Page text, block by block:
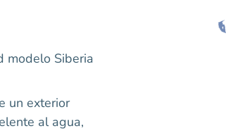
modelo Siberia
un exterior
al agua,